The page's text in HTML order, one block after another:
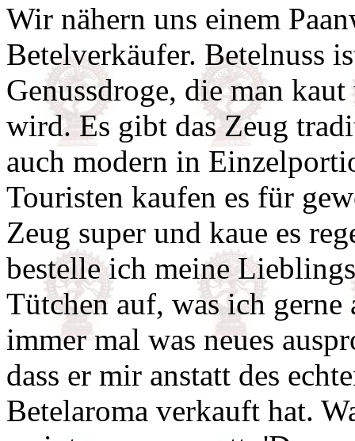
Wir nähern uns einem
Betelverkäufer. Betelnuss
Genussdroge, die man
wird. Es gibt das Zeug
auch modern in
Touristen kaufen es für
Zeug super und kaue es
bestelle ich meine
Tütchen auf, was ich gerne
immer mal was neues
dass er mir anstatt des
Betelaroma verkauft hat.